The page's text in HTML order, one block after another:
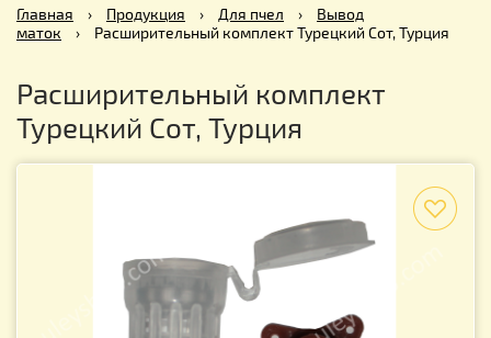
Главная › Продукция › Для пчел ›
Вывод
маток
› Расширительный комплект Турецкий Сот, Турция
Расширительный комплект
Турецкий Сот, Турция